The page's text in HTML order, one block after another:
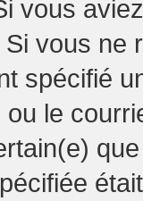
vous
vous ne
spécifié
le